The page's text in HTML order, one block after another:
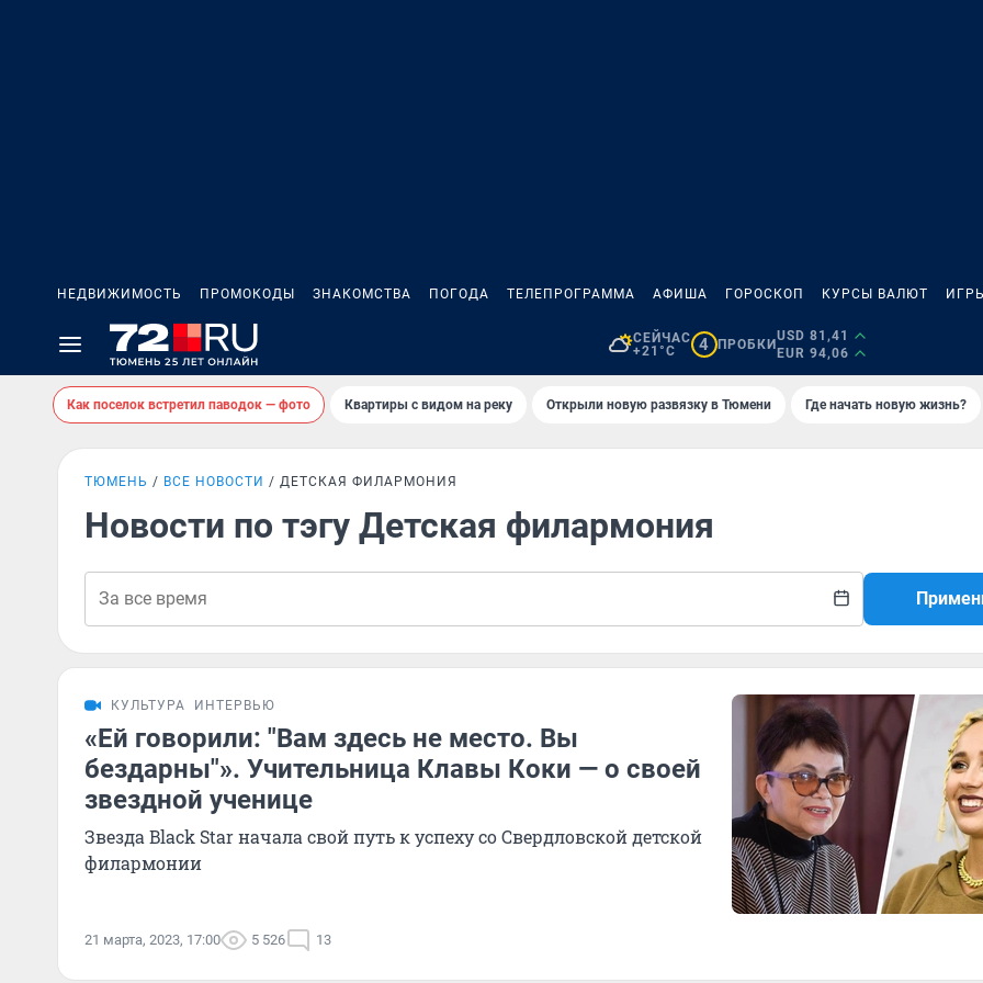
НЕДВИЖИМОСТЬ ПРОМОКОДЫ ЗНАКОМСТВА ПОГОДА ТЕЛЕПРОГРАММА АФИША ГОРОСКОП КУРСЫ ВАЛЮТ
СЕЙЧАС
+21°C
4 ПРОБКИ
USD 81,41
EUR 94,06
Как поселок встретил паводок — фото Квартиры с видом на реку Открыли новую развязку в Тюмени Где начать новую жизнь?
ТЮМЕНЬ ВСЕ НОВОСТИ ДЕТСКАЯ ФИЛАРМОНИЯ
Новости по тэгу Детская филармония
КУЛЬТУРА ИНТЕРВЬЮ
«Ей говорили: "Вам здесь не место. Вы
бездарны"». Учительница Клавы Коки — о своей
звездной ученице
Звезда Black Star начала свой путь к успеху со Свердловской детской
филармонии
21 марта, 2023, 17:00 5 526 13